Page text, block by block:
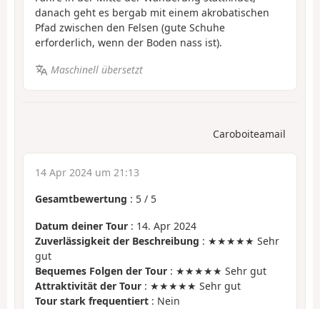
danach geht es bergab mit einem akrobatischen
Pfad zwischen den Felsen (gute Schuhe
erforderlich, wenn der Boden nass ist).
Maschinell übersetzt
Caroboiteamail
14 Apr 2024 um 21:13
Gesamtbewertung : 5 / 5
Datum deiner Tour : 14. Apr 2024
Zuverlässigkeit der Beschreibung : ★★★★★ Sehr
gut
Bequemes Folgen der Tour : ★★★★★ Sehr gut
Attraktivität der Tour : ★★★★★ Sehr gut
Tour stark frequentiert : Nein